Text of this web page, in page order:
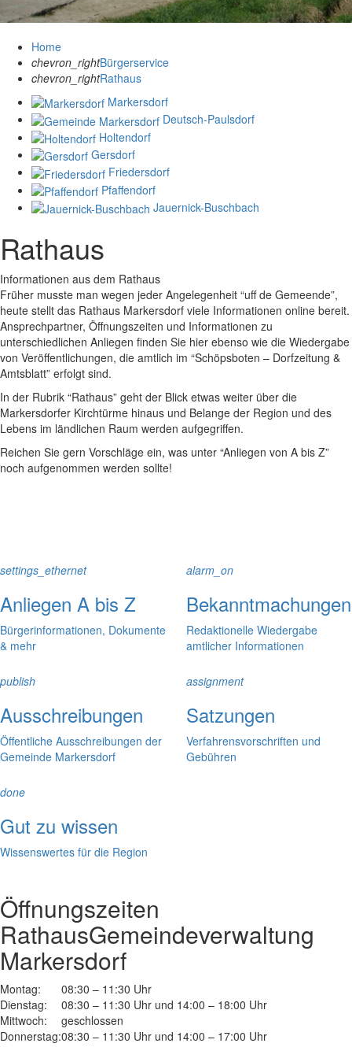
Home
chevron_rightBürgerservice
chevron_rightRathaus
Markersdorf
Deutsch-Paulsdorf
Holtendorf
Gersdorf
Friedersdorf
Pfaffendorf
Jauernick-Buschbach
Rathaus
Informationen aus dem Rathaus
Früher musste man wegen jeder Angelegenheit “uff de Gemeende”,
heute stellt das Rathaus Markersdorf viele Informationen online bereit.
Ansprechpartner, Öffnungszeiten und Informationen zu
unterschiedlichen Anliegen finden Sie hier ebenso wie die Wiedergabe
von Veröffentlichungen, die amtlich im “Schöpsboten – Dorfzeitung &
Amtsblatt” erfolgt sind.
In der Rubrik “Rathaus” geht der Blick etwas weiter über die
Markersdorfer Kirchtürme hinaus und Belange der Region und des
Lebens im ländlichen Raum werden aufgegriffen.
Reichen Sie gern Vorschläge ein, was unter “Anliegen von A bis Z”
noch aufgenommen werden sollte!
settings_ethernet
Anliegen A bis Z
Bürgerinformationen, Dokumente
& mehr
alarm_on
Bekanntmachungen
Redaktionelle Wiedergabe
amtlicher Informationen
publish
Ausschreibungen
Öffentliche Ausschreibungen der
Gemeinde Markersdorf
assignment
Satzungen
Verfahrensvorschriften und
Gebühren
done
Gut zu wissen
Wissenswertes für die Region
Öffnungszeiten
RathausGemeindeverwaltung
Markersdorf
Montag:
08:30 – 11:30 Uhr
Dienstag:
08:30 – 11:30 Uhr und 14:00 – 18:00 Uhr
Mittwoch:
geschlossen
Donnerstag:08:30 – 11:30 Uhr und 14:00 – 17:00 Uhr